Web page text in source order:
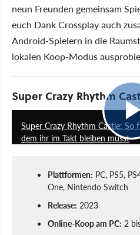
neun Freunden gemeinsam
euch Dank Crossplay auch
Android-Spielern in die
lokalen Koop-Modus
Super Crazy Rhythm
Super Crazy Rhythm Castle:
dem ihr im Takt bleiben müsst
Plattformen: PC, PS5,
One, Nintendo Switch
Release: 2023
Online-Koop am PC: 2